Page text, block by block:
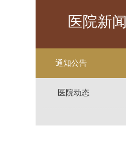
医院新闻
通知公告
医院动态